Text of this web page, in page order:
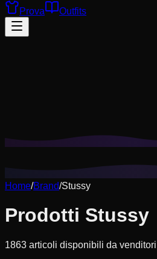
Prova
Outfits
Home/Brand/Stussy
Prodotti Stussy
1863 articoli disponibili da